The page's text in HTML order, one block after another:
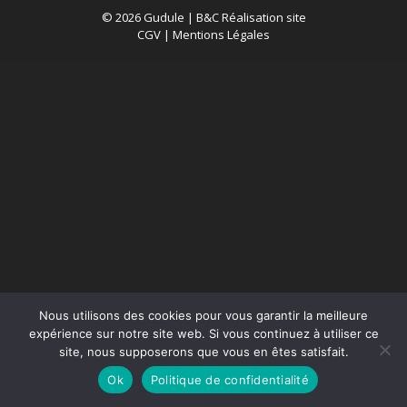
© 2026 Gudule | B&C Réalisation site
CGV | Mentions Légales
Nous utilisons des cookies pour vous garantir la meilleure
expérience sur notre site web. Si vous continuez à utiliser ce
site, nous supposerons que vous en êtes satisfait.
Ok
Politique de confidentialité